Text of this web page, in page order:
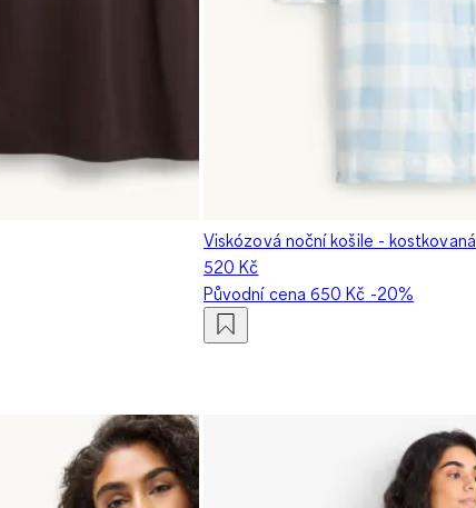
Viskózová noční košile - kostkovaná
520 Kč
Původní cena650 Kč -20%